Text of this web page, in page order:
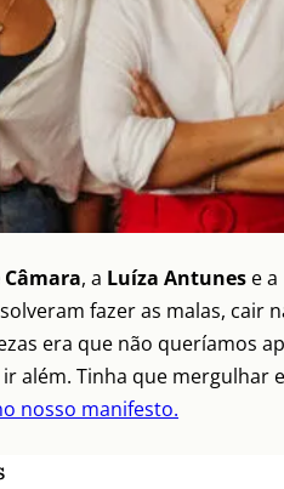
, a Luíza Antunes e a
fazer as malas, cair
era que não queríamos
além. Tinha que mergulhar
nosso manifesto.